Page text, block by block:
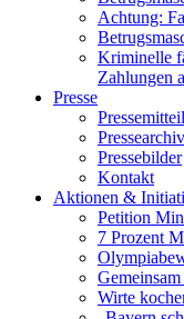
Achtung:
Kriminelle
Zahlungen
Presse
Pressearchiv
Pressebilder
Kontakt
Aktionen &
Petition
7 Prozent
Wirte